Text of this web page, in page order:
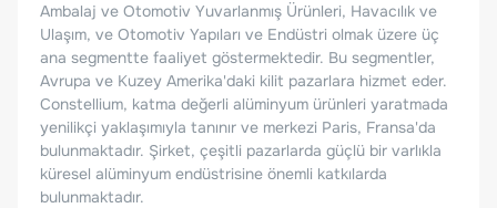
Ambalaj ve Otomotiv Yuvarlanmış Ürünleri, Havacılık ve
Ulaşım, ve Otomotiv Yapıları ve Endüstri olmak üzere üç
ana segmentte faaliyet göstermektedir. Bu segmentler,
Avrupa ve Kuzey Amerika'daki kilit pazarlara hizmet eder.
Constellium, katma değerli alüminyum ürünleri yaratmada
yenilikçi yaklaşımıyla tanınır ve merkezi Paris, Fransa'da
bulunmaktadır. Şirket, çeşitli pazarlarda güçlü bir varlıkla
küresel alüminyum endüstrisine önemli katkılarda
bulunmaktadır.